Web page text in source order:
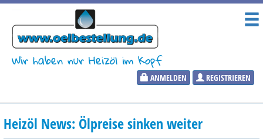
Wir haben nur Heizöl im Kopf
ANMELDEN REGISTRIEREN
Heizölpreise
Aktueller Heizölpreis
Heizöl News: Ölpreise sinken weiter